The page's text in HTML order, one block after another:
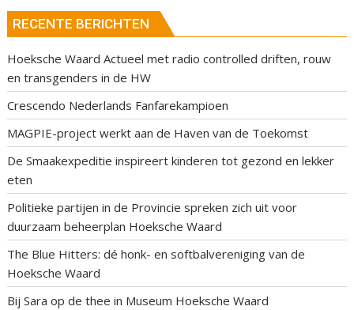
RECENTE BERICHTEN
Hoeksche Waard Actueel met radio controlled driften, rouw
en transgenders in de HW
Crescendo Nederlands Fanfarekampioen
MAGPIE-project werkt aan de Haven van de Toekomst
De Smaakexpeditie inspireert kinderen tot gezond en lekker
eten
Politieke partijen in de Provincie spreken zich uit voor
duurzaam beheerplan Hoeksche Waard
The Blue Hitters: dé honk- en softbalvereniging van de
Hoeksche Waard
Bij Sara op de thee in Museum Hoeksche Waard